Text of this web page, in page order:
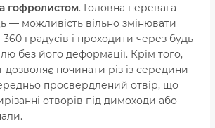
гофролистом. Головна перевага
— можливість вільно змінювати
градусів і проходити через будь-
без його деформації. Крім того,
дозволяє починати різ із середини
просвердлений отвір, що
отворів під димоходи або